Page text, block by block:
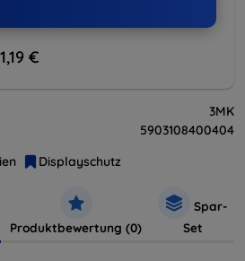
1,19 €
3MK
5903108400404
Displayschutz
Produktbewertung (0)
Spar-
Set